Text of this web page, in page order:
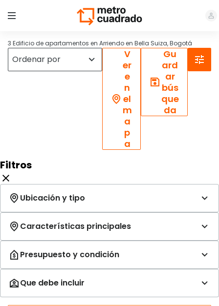
3 Edificio de apartamentos en Arriendo en Bella Suiza, Bogotá
V
er
e
n
el
m
a
p
a
Gu
ard
ar
bús
que
da
Filtros